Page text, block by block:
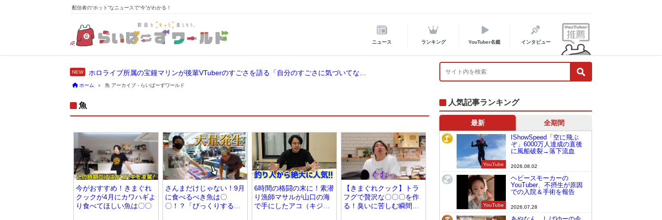
配信者の“ホット”なニュースで“今”がわかる！
ニュース ランキング YouTuber名鑑 インタビュー
ホーム 魚 アーカイブ - らいばーずワールド
魚
今がおすすめ！きまぐれ
クックが4月にカワハギよ
り食べてほしい魚は〇〇
さんまだけじゃない！9月
に食べるべき魚は〇
〇！？「びっくりするく
6時間の格闘の末に！素潜
り漁師マサルが山口の海
で手にしたアコ（キジハ
【きまぐれクック】トラ
フグで贅沢な〇〇〇を作
る！臭いに苦しむ瞬間
人気記事ランキング
最新 全期間
1
YouTube
IShowSpeed「空に飛ぶ
ぞ」6000万人達成の直後
に風船破裂→落下流血
2026.08.02
2
YouTube
ヘビースモーカーの
YouTuber、不摂生が原因
での入院＆手術を報告
2026.07.28